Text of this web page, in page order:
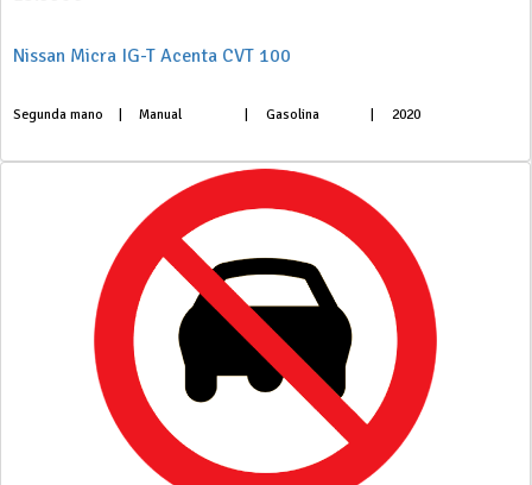
Nissan Micra IG-T Acenta CVT 100
Segunda mano Manual Gasolina 2020